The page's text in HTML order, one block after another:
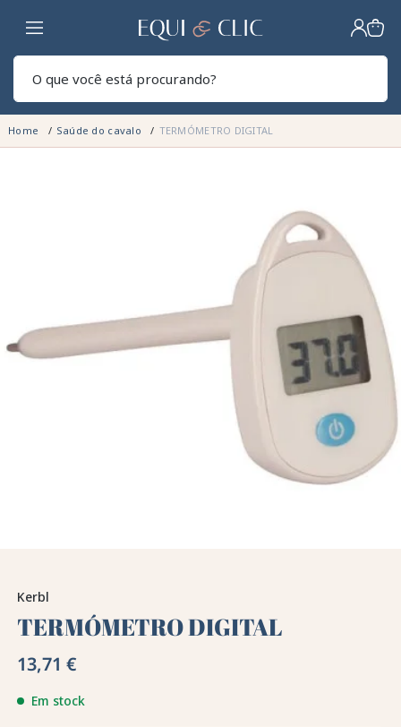
Lar
Home Saúde do cavalo TERMÓMETRO DIGITAL
Kerbl
TERMÓMETRO DIGITAL
13,71 €
Em stock